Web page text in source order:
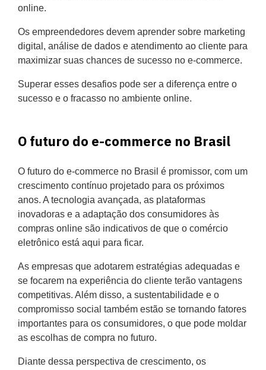
online.
Os empreendedores devem aprender sobre marketing
digital, análise de dados e atendimento ao cliente para
maximizar suas chances de sucesso no e-commerce.
Superar esses desafios pode ser a diferença entre o
sucesso e o fracasso no ambiente online.
O futuro do e-commerce no Brasil
O futuro do e-commerce no Brasil é promissor, com um
crescimento contínuo projetado para os próximos
anos. A tecnologia avançada, as plataformas
inovadoras e a adaptação dos consumidores às
compras online são indicativos de que o comércio
eletrônico está aqui para ficar.
As empresas que adotarem estratégias adequadas e
se focarem na experiência do cliente terão vantagens
competitivas. Além disso, a sustentabilidade e o
compromisso social também estão se tornando fatores
importantes para os consumidores, o que pode moldar
as escolhas de compra no futuro.
Diante dessa perspectiva de crescimento, os